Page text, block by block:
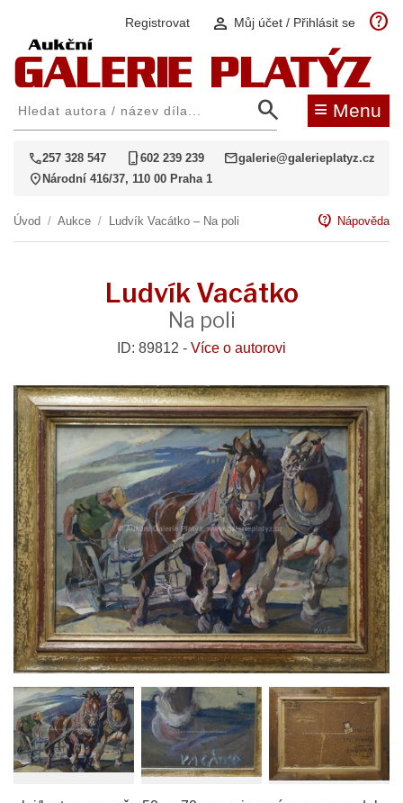
Registrovat person Můj účet / Přihlásit se help
search ≡ Menu
call257 328 547 phone_iphone602 239 239 mailgalerie@galerieplatyz.cz
location_on Národní 416/37, 110 00 Praha 1
Úvod / Aukce / Ludvík Vacátko – Na poli contact_support Nápověda
Ludvík Vacátko
Na poli
ID: 89812 - Více o autorovi